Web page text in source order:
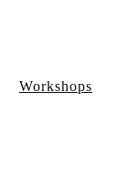
Workshops